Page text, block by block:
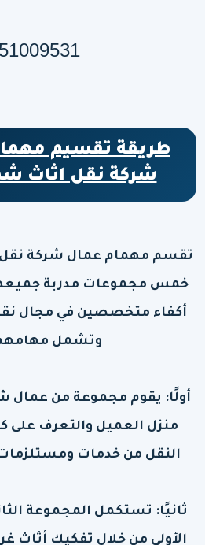
طريقة تقسيم
شركة نقل اثاث
تقسم مهمام عمال شركة
خمس مجموعات مدربة
أكفاء متخصصين في مجال
وتشمل مهامهم
أولًا: يقوم مجموعة من عمال
منزل العميل والتعرف على
النقل من خدمات
ثانيًا: تستكمل المجموعة
الأولى من خلال تفكيك أثاث